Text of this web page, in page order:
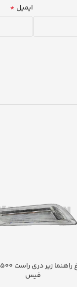
ایمیل *
فیس